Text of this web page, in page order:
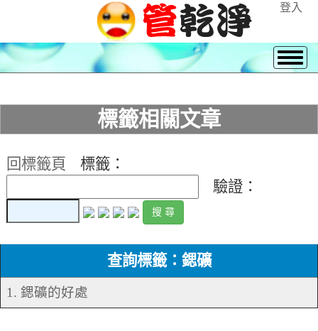
登入
標籤相關文章
回標籤頁
標籤：
驗證：
查詢標籤：鍶礦
1. 鍶礦的好處